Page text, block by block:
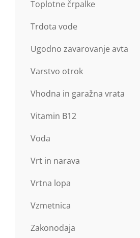
Toplotne črpalke
Trdota vode
Ugodno zavarovanje avta
Varstvo otrok
Vhodna in garažna vrata
Vitamin B12
Voda
Vrt in narava
Vrtna lopa
Vzmetnica
Zakonodaja